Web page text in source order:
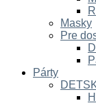
Masky
Pre
Párty